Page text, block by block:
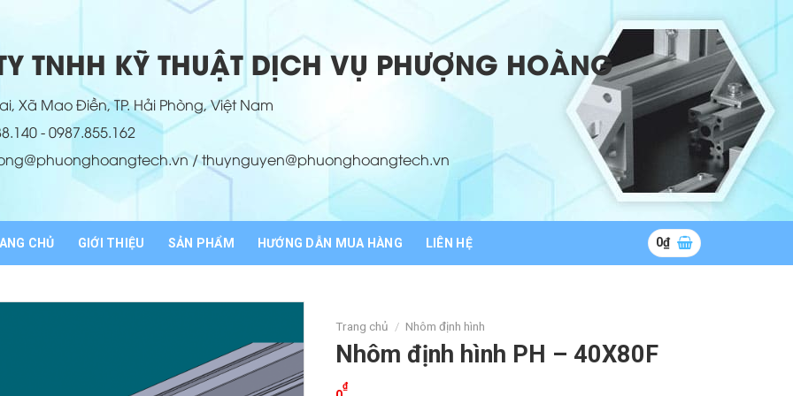
TNHH KỸ THUẬT DỊCH VỤ PHƯỢNG HOÀNG
Xã Mao Điền, TP. Hải Phòng, Việt Nam
- 0987.855.162
/ thuynguyen@phuonghoangtech.vn
CHỦ GIỚI THIỆU SẢN PHẨM HƯỚNG DẪN MUA HÀNG LIÊN HỆ 0₫
Trang chủ / Nhôm định hình
Nhôm định hình PH – 40X80F
₫